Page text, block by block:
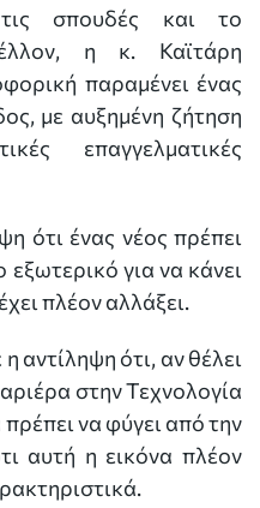
σπουδές και το
η κ. Καϊτάρη
παραμένει ένας
με αυξημένη ζήτηση
επαγγελματικές
ότι ένας νέος πρέπει
για να κάνει
πλέον αλλάξει.
αντίληψη ότι, αν θέλει
στην Τεχνολογία
να φύγει από την
αυτή η εικόνα πλέον